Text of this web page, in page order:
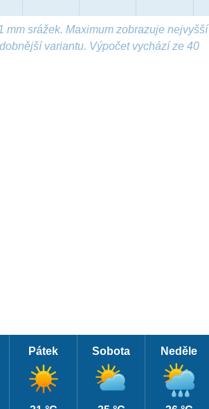
srážek. Maximum zobrazuje nejvyšší
variantu. Výpočet vychází ze 40
Pátek Sobota Neděle